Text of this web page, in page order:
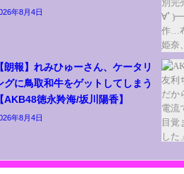
年8月4日
【朗報】れみひゅーさん、ケータリ
グに鳥取和牛をゲットしてしまう
【AKB48徳永羚海/坂川陽香】
年8月4日